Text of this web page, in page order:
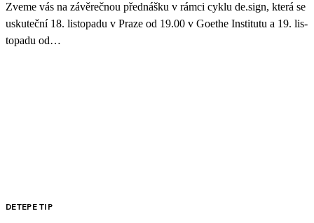
Zveme vás na závě­reč­nou před­nášku v rámci cyklu de.sign, která se
usku­teční 18. lis­to­padu v Praze od 19.00 v Goethe Insti­tutu a 19. lis­
to­padu od…
DETEPE TIP